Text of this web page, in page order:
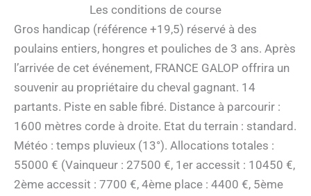
Les conditions de course
Gros handicap (référence +19,5) réservé à des
poulains entiers, hongres et pouliches de 3 ans. Après
l’arrivée de cet événement, FRANCE GALOP offrira un
souvenir au propriétaire du cheval gagnant. 14
partants. Piste en sable fibré. Distance à parcourir :
1600 mètres corde à droite. Etat du terrain : standard.
Météo : temps pluvieux (13°). Allocations totales :
55000 € (Vainqueur : 27500 €, 1er accessit : 10450 €,
2ème accessit : 7700 €, 4ème place : 4400 €, 5ème